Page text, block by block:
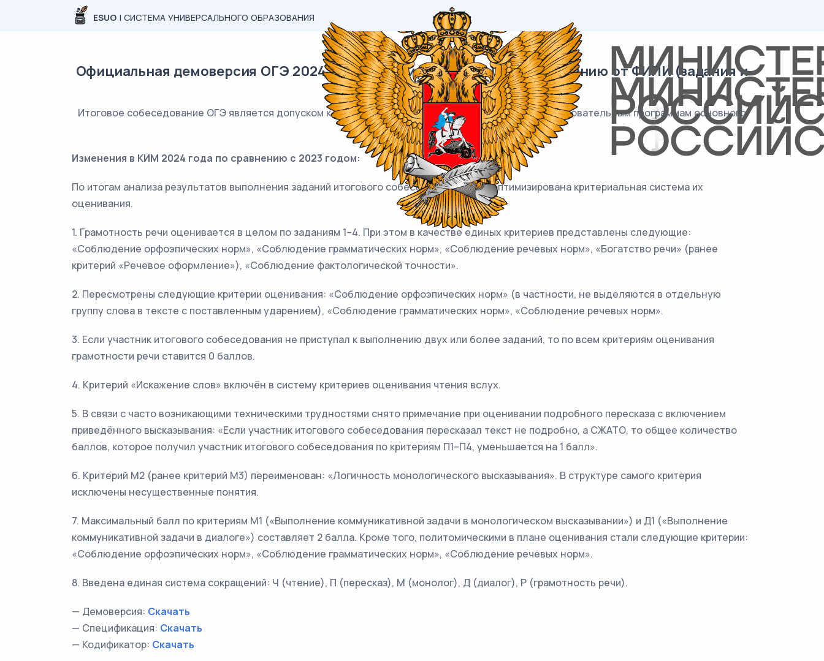
ESUO | СИСТЕМА УНИВЕРСАЛЬНОГО ОБРАЗОВАНИЯ
Официальная демоверсия ОГЭ 2024 по итоговому (устному) собеседованию от ФИПИ (задания и
ответы)
Итоговое собеседование ОГЭ является допуском к государственной итоговой аттестации по образовательным программам основного
общего образования.
Изменения в КИМ 2024 года по сравнению с 2023 годом:
По итогам анализа результатов выполнения заданий итогового собеседования была оптимизирована критериальная система их
оценивания.
1. Грамотность речи оценивается в целом по заданиям 1–4. При этом в качестве единых критериев представлены следующие:
«Соблюдение орфоэпических норм», «Соблюдение грамматических норм», «Соблюдение речевых норм», «Богатство речи» (ранее
критерий «Речевое оформление»), «Соблюдение фактологической точности».
2. Пересмотрены следующие критерии оценивания: «Соблюдение орфоэпических норм» (в частности, не выделяются в отдельную
группу слова в тексте с поставленным ударением), «Соблюдение грамматических норм», «Соблюдение речевых норм».
3. Если участник итогового собеседования не приступал к выполнению двух или более заданий, то по всем критериям оценивания
грамотности речи ставится 0 баллов.
4. Критерий «Искажение слов» включён в систему критериев оценивания чтения вслух.
5. В связи с часто возникающими техническими трудностями снято примечание при оценивании подробного пересказа с включением
приведённого высказывания: «Если участник итогового собеседования пересказал текст не подробно, а СЖАТО, то общее количество
баллов, которое получил участник итогового собеседования по критериям П1–П4, уменьшается на 1 балл».
6. Критерий М2 (ранее критерий М3) переименован: «Логичность монологического высказывания». В структуре самого критерия
исключены несущественные понятия.
7. Максимальный балл по критериям М1 («Выполнение коммуникативной задачи в монологическом высказывании») и Д1 («Выполнение
коммуникативной задачи в диалоге») составляет 2 балла. Кроме того, политомическими в плане оценивания стали следующие критерии:
«Соблюдение орфоэпических норм», «Соблюдение грамматических норм», «Соблюдение речевых норм».
8. Введена единая система сокращений: Ч (чтение), П (пересказ), М (монолог), Д (диалог), Р (грамотность речи).
— Демоверсия: Скачать
— Спецификация: Скачать
— Кодификатор: Скачать